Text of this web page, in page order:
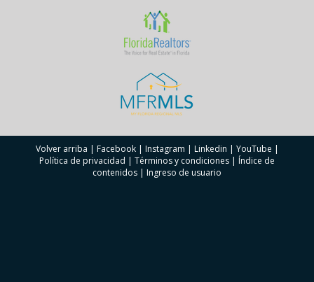
Volver arriba | Facebook| Instagram | Linkedin | YouTube |
Política de privacidad | Términos y condiciones | Índice de
contenidos | Ingreso de usuario